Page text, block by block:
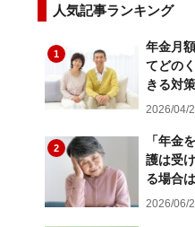
人気記事ランキング
1
年金月
てどの
きる対
2026/04/
2
「年金
護は受
る場合
2026/06/